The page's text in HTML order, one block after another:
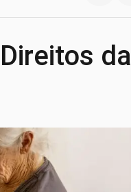
da